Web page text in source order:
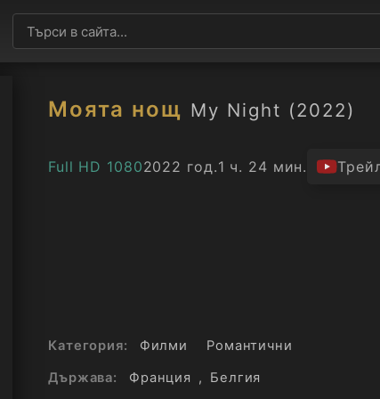
Моята нощ My Night (2022)
Full HD 10802022 год.1 ч. 24 мин.
Категория: Филми
Романтични
Държава:
Франция ,
Белгия